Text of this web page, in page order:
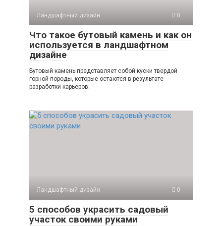
Ландшафтный дизайн 0
Что такое бутовый камень и как он
используется в ландшафтном
дизайне
Бутовый камень представляет собой куски твердой
горной породы, которые остаются в результате
разработки карьеров.
Ландшафтный дизайн 0
5 способов украсить садовый
участок своими руками